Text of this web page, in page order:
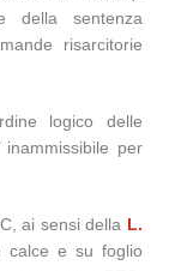
della sentenza
risarcitorie
logico delle
inammissibile per
ai sensi della L.
calce e su foglio